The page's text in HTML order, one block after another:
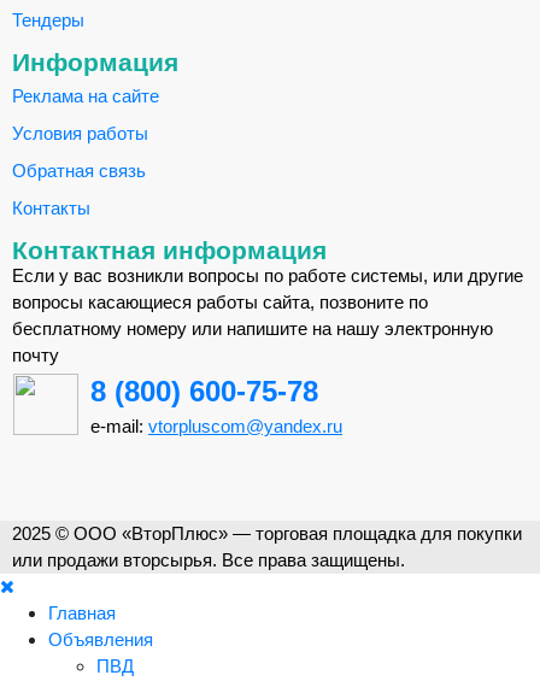
Тендеры
Информация
Реклама на сайте
Условия работы
Обратная связь
Контакты
Контактная информация
Если у вас возникли вопросы по работе системы, или другие
вопросы касающиеся работы сайта, позвоните по
бесплатному номеру или напишите на нашу электронную
почту
8 (800) 600-75-78
e-mail: vtorpluscom@yandex.ru
2025 © ООО «ВторПлюс» — торговая площадка для покупки
или продажи вторсырья. Все права защищены.
Главная
Объявления
ПВД